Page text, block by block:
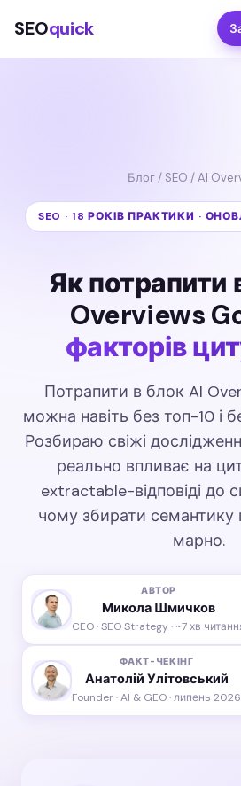
SEOquick
Блог / SEO / AI
SEO · 18 РОКІВ ПРАКТИКИ ·
Як потрапити
Overviews
факторів
Потрапити в блок AI
можна навіть без топ-10 і
Розбираю свіжі
реально впливає на
extractable-відповіді до
чому збирати семантику
марно.
АВТОР
Микола Шмичков
CEO · SEO Strategy · ~7 хв
ФАКТ-ЧЕКІНГ
Анатолій Улітовський
Founder · AI & GEO · липень 2026